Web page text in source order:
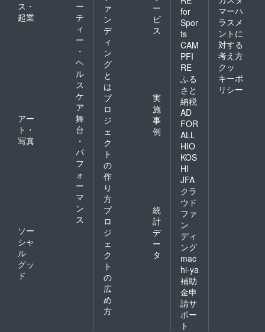
ス・
起業
ー
テ
ィ
ー
・
ヘ
ル
ス
ケ
ア
アー
ト・
写真
舞
台
・
パ
フ
ォ
ー
マ
ン
ス
ソー
シャ
ル
グッ
ド
ァ
ン
デ
ィ
ン
グ
と
は
ー
ビ
ス
プ
ロ
ジ
ェ
ク
ト
の
作
り
方
実
施
事
例
プ
ロ
ジ
ェ
ク
ト
の
広
め
方
統
計
デ
ー
タ
for
Spor
ts
CAM
PFI
RE
ふる
さと
納税
AD
FOR
ALL
HIO
KOS
HI
JFA
クラ
ウド
ファ
ン
ディ
ング
mac
hi-ya
補助
金申
請サ
ポー
ト
マーハ
ラスメ
ントに
対する
考え方
クッ
キーポ
リシー